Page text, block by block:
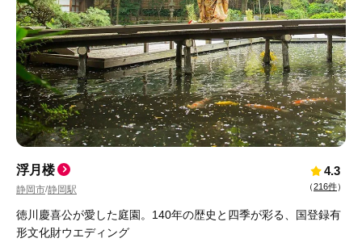
浮月楼
静岡市/静岡駅
4.3
（216件）
徳川慶喜公が愛した庭園。140年の歴史と四季が彩る、国登録有
形文化財ウエディング